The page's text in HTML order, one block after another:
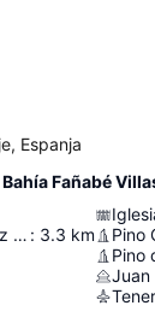
Espanja
Fañabé
Estadio Olímpico Antonio Domínguez Alfonso : 3.3 km
Pino
Pino
Juan